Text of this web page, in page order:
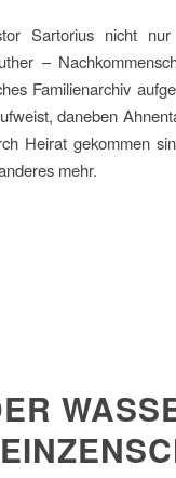
Sartorius nicht nur
–
Familienarchiv
daneben
Heirat gekommen
mehr.